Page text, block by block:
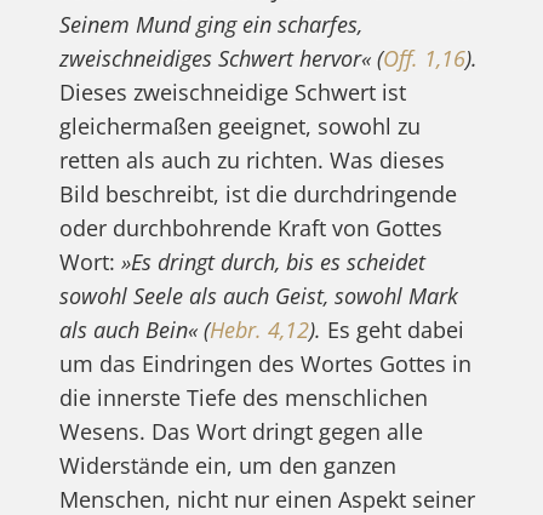
Seinem Mund ging ein scharfes,
zweischneidiges Schwert hervor« (Off. 1,16).
Dieses zweischneidige Schwert ist
gleichermaßen geeignet, sowohl zu
retten als auch zu richten. Was dieses
Bild beschreibt, ist die durchdringende
oder durchbohrende Kraft von Gottes
Wort: »Es dringt durch, bis es scheidet
sowohl Seele als auch Geist, sowohl Mark
als auch Bein« (Hebr. 4,12). Es geht dabei
um das Eindringen des Wortes Gottes in
die innerste Tiefe des menschlichen
Wesens. Das Wort dringt gegen alle
Widerstände ein, um den ganzen
Menschen, nicht nur einen Aspekt seiner